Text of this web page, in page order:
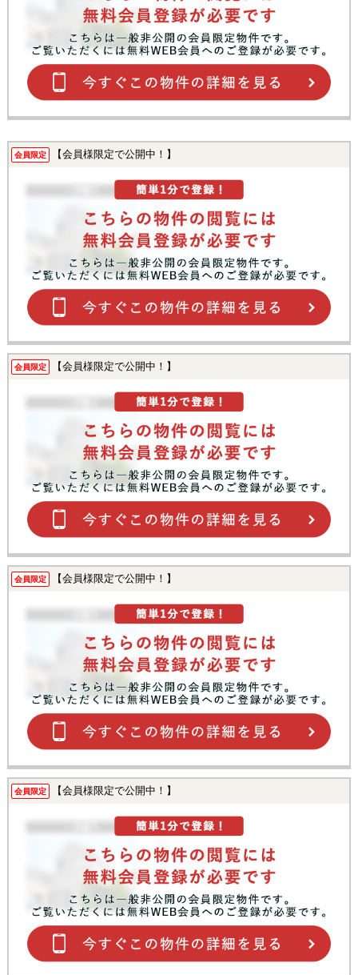
会員限定 【会員様限定で公開中！】
会員限定 【会員様限定で公開中！】
会員限定 【会員様限定で公開中！】
会員限定 【会員様限定で公開中！】